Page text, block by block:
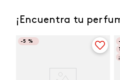
¡Encuentra tu
-5 %